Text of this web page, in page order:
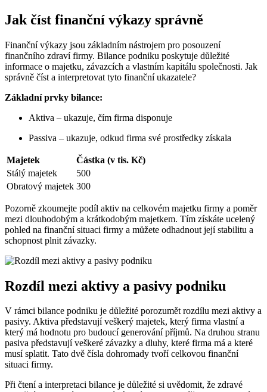
Jak číst finanční výkazy správně
Finanční výkazy jsou základním nástrojem pro posouzení
finančního zdraví firmy. Bilance podniku poskytuje důležité
informace o majetku, závazcích a vlastním kapitálu společnosti. Jak
správně číst a interpretovat tyto finanční ukazatele?
Základní prvky bilance:
Aktiva – ukazuje, čím firma disponuje
Passiva – ukazuje, odkud firma své prostředky získala
Majetek
Částka (v tis. Kč)
Stálý majetek
500
Obratový majetek 300
Pozorně zkoumejte podíl aktiv na celkovém majetku firmy a poměr
mezi dlouhodobým a krátkodobým majetkem. Tím získáte ucelený
pohled na finanční situaci firmy a můžete odhadnout její stabilitu a
schopnost plnit závazky.
Rozdíl mezi aktivy a pasivy podniku
V rámci bilance podniku je důležité porozumět rozdílu mezi aktivy a
pasivy. Aktiva představují veškerý majetek, který firma vlastní a
který má hodnotu pro budoucí generování příjmů. Na druhou stranu
pasiva představují veškeré závazky a dluhy, které firma má a které
musí splatit. Tato dvě čísla dohromady tvoří celkovou finanční
situaci firmy.
Při čtení a interpretaci bilance je důležité si uvědomit, že zdravé